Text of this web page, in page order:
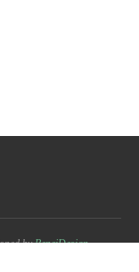
byPenciDesign